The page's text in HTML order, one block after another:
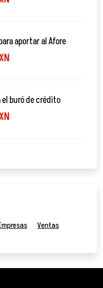
aportar al Afore
buró de crédito
Ventas